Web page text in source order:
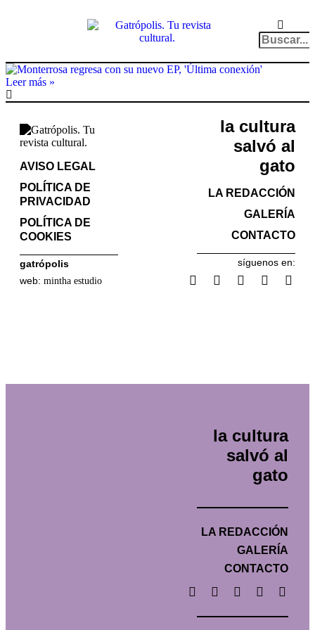
Leer más »
AVISO LEGAL
POLÍTICA DE
PRIVACIDAD
POLÍTICA DE
COOKIES
gatrópolis
web: mintha estudio
la cultura
salvó al
gato
LA REDACCIÓN
GALERÍA
CONTACTO
síguenos en:
la cultura
salvó al
gato
LA REDACCIÓN
GALERÍA
CONTACTO